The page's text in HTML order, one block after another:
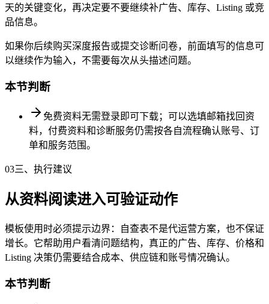
天的关键变化，再决定要不要继续补广告、库存、Listing 或竞
品信息。
如果你后续购买深度报告或提交诊断问卷，前面填写的信息可
以继续作为输入，不需要每次从头描述问题。
本节判断
免费资料无需登录即可下载；可以选填邮箱找回资
料，付费资料和诊断服务仍需按各自流程确认账号、订
单和服务范围。
03三、执行建议
从资料阅读进入可验证动作
模板使用时必须提示边界：自查表不是代运营方案，也不保证
增长。它帮助用户看清问题结构，真正的广告、库存、价格和
Listing 决策仍需要结合成本、供应链和账号情况确认。
本节判断